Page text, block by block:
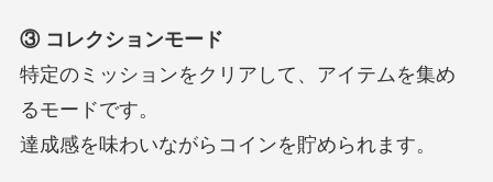
③ コレクションモード
特定のミッションをクリアして、アイテムを集め
るモードです。
達成感を味わいながらコインを貯められます。